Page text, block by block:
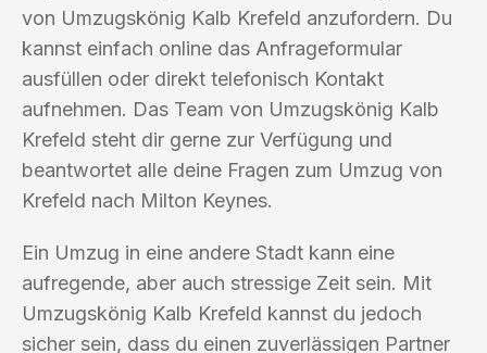
von Umzugskönig Kalb Krefeld anzufordern. Du
kannst einfach online das Anfrageformular
ausfüllen oder direkt telefonisch Kontakt
aufnehmen. Das Team von Umzugskönig Kalb
Krefeld steht dir gerne zur Verfügung und
beantwortet alle deine Fragen zum Umzug von
Krefeld nach Milton Keynes.
Ein Umzug in eine andere Stadt kann eine
aufregende, aber auch stressige Zeit sein. Mit
Umzugskönig Kalb Krefeld kannst du jedoch
sicher sein, dass du einen zuverlässigen Partner